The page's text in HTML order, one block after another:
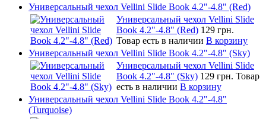
Универсальный чехол Vellini Slide Book 4.2"-4.8" (Red)
Универсальный чехол Vellini Slide
Book 4.2"-4.8" (Red) 129 грн.
Товар есть в наличии В корзину
Универсальный чехол Vellini Slide Book 4.2"-4.8" (Sky)
Универсальный чехол Vellini Slide
Book 4.2"-4.8" (Sky) 129 грн. Товар
есть в наличии В корзину
Универсальный чехол Vellini Slide Book 4.2"-4.8"
(Turquoise)